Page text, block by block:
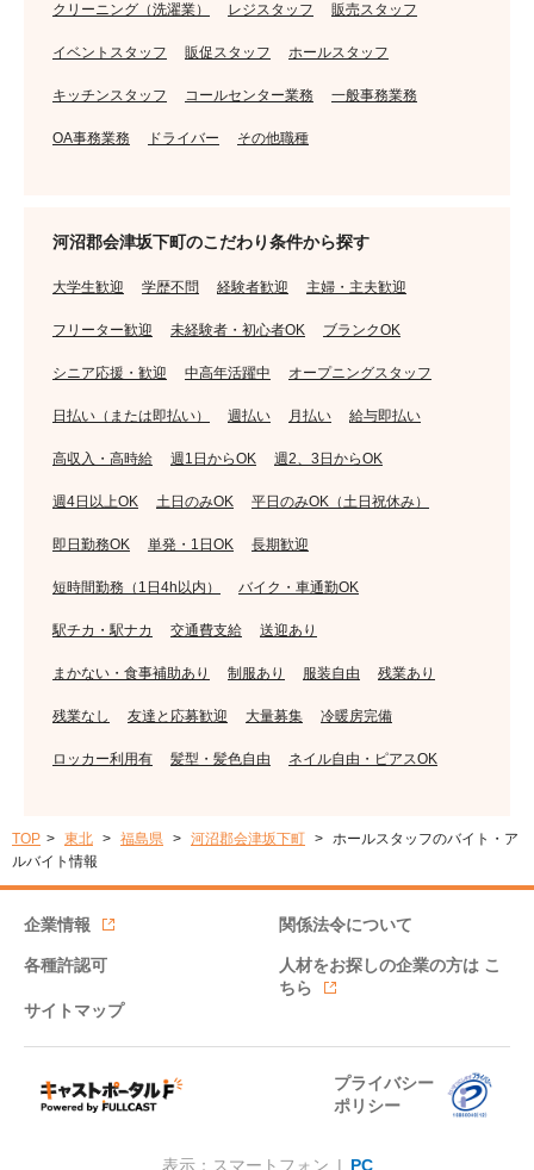
クリーニング（洗濯業） レジスタッフ 販売スタッフ
イベントスタッフ 販促スタッフ ホールスタッフ
キッチンスタッフ コールセンター業務 一般事務業務
OA事務業務 ドライバー その他職種
河沼郡会津坂下町のこだわり条件から探す
大学生歓迎 学歴不問 経験者歓迎 主婦・主夫歓迎
フリーター歓迎 未経験者・初心者OK ブランクOK
シニア応援・歓迎 中高年活躍中 オープニングスタッフ
日払い（または即払い） 週払い 月払い 給与即払い
高収入・高時給 週1日からOK 週2、3日からOK
週4日以上OK 土日のみOK 平日のみOK（土日祝休み）
即日勤務OK 単発・1日OK 長期歓迎
短時間勤務（1日4h以内） バイク・車通勤OK
駅チカ・駅ナカ 交通費支給 送迎あり
まかない・食事補助あり 制服あり 服装自由 残業あり
残業なし 友達と応募歓迎 大量募集 冷暖房完備
ロッカー利用有 髪型・髪色自由 ネイル自由・ピアスOK
TOP 東北 福島県 河沼郡会津坂下町
ホールスタッフのバイト・ア
ルバイト情報
企業情報 関係法令について
各種許認可 人材をお探しの企業の方は こ
ちら
サイトマップ
プライバシー
ポリシー
表示：スマートフォン | PC